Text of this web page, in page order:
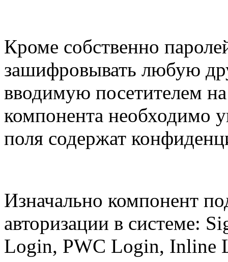
Кроме собственно
зашифровывать любую
вводимую посетителем
компонента необходимо
поля содержат
Изначально компонент
авторизации в системе:
Login, PWC Login, Inline